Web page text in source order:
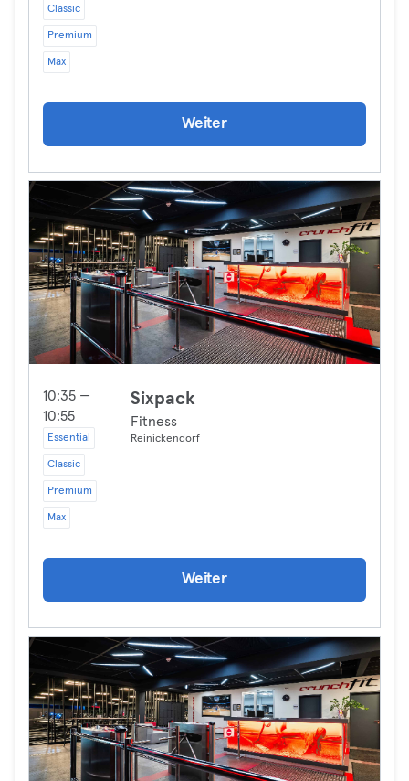
Classic
Premium
Max
Weiter
10:35 —
10:55
Essential
Classic
Premium
Max
Sixpack
Fitness
Reinickendorf
Weiter